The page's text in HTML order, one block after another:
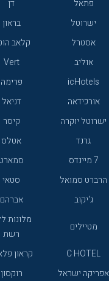
פתאל
דן
ישרוטל
בראון
אסטרל
קלאב
אוליב
Vert
icHotels
פרימה
אורכידאה
דניאל
ישרוטל יוקרה
קיסר
גרנד
אטלס
7 מיינדס
סמארט
הרברט סמואל
סטאי
ג'יקוב
אברהם
מטיילים
מלונות
רשת
C HOTEL
קראון
אפריקה ישראל
רוקסון